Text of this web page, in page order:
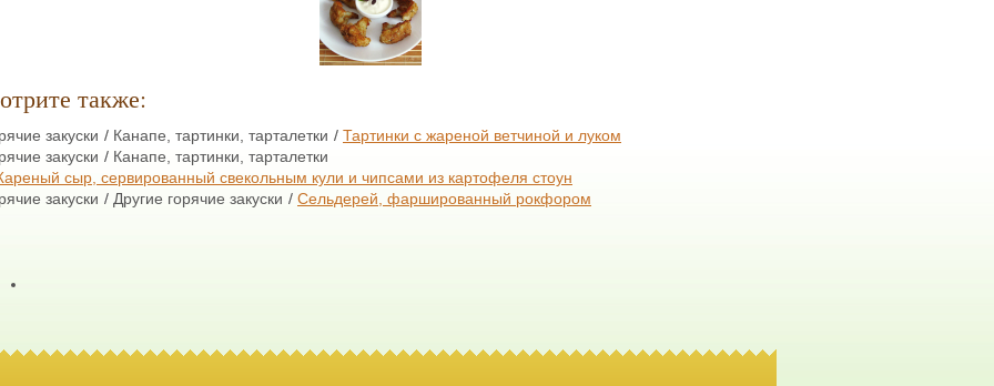
также:
закуски Канапе, тартинки, тарталетки
Тартинки с жареной ветчиной и луком
закуски
Канапе, тартинки, тарталетки
сыр, сервированный свекольным кули и чипсами из картофеля стоун
закуски
Другие горячие закуски Сельдерей, фаршированный рокфором